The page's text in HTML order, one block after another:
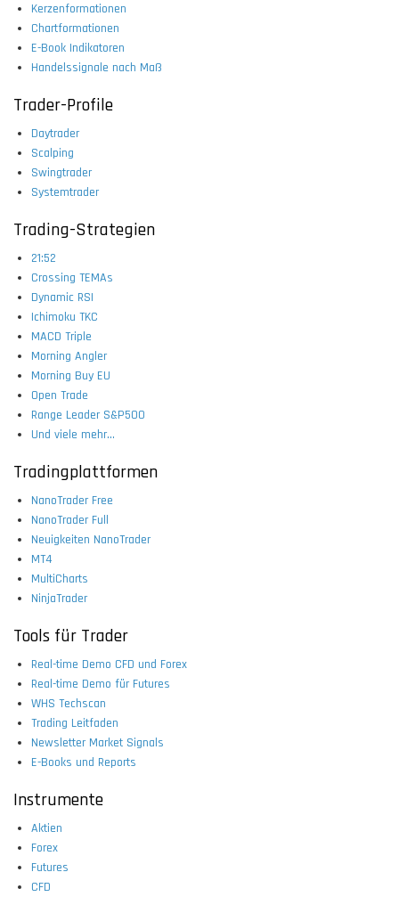
Kerzenformationen
Chartformationen
E-Book Indikatoren
Handelssignale nach Maß
Trader-Profile
Daytrader
Scalping
Swingtrader
Systemtrader
Trading-Strategien
21:52
Crossing TEMAs
Dynamic RSI
Ichimoku TKC
MACD Triple
Morning Angler
Morning Buy EU
Open Trade
Range Leader S&P500
Und viele mehr...
Tradingplattformen
NanoTrader Free
NanoTrader Full
Neuigkeiten NanoTrader
MT4
MultiCharts
NinjaTrader
Tools für Trader
Real-time Demo CFD und Forex
Real-time Demo für Futures
WHS Techscan
Trading Leitfaden
Newsletter Market Signals
E-Books und Reports
Instrumente
Aktien
Forex
Futures
CFD